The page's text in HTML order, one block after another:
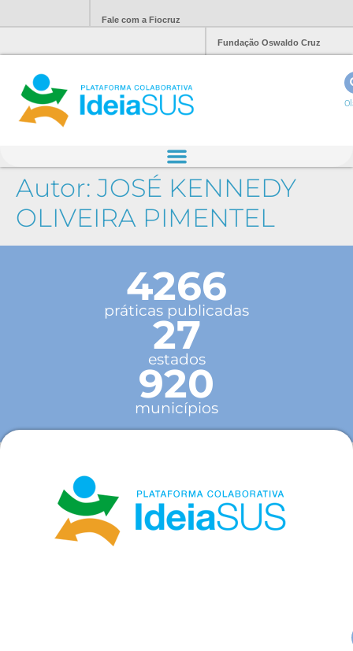
Fale com a Fiocruz
Fundação Oswaldo Cruz
Autor: JOSÉ KENNEDY
OLIVEIRA PIMENTEL
4266
práticas publicadas
27
estados
920
municípios